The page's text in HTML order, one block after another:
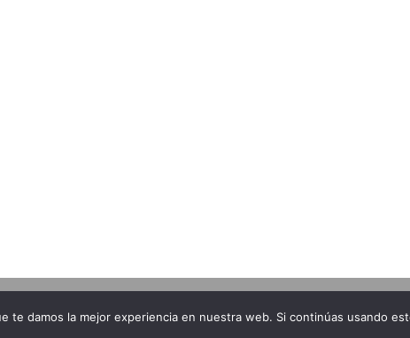
te damos la mejor experiencia en nuestra web. Si continúas usando